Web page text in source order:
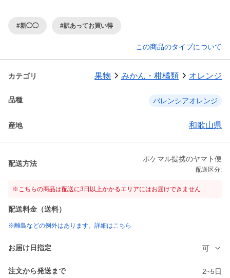
#新◯◯ #訳あってお買い得
この商品のタイプについて
カテゴリ 果物 みかん・柑橘類 オレンジ
品種 バレンシアオレンジ
産地 和歌山県
配送方法
ポケマル提携のヤマト便
配送区分:
※こちらの商品は配送に3日以上かかるエリアにはお届けできません
配送料金（送料）
※離島などの例外はあります。詳細はこちら
お届け日指定 可
注文から発送まで 2~5日